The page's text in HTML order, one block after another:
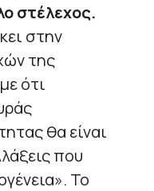
στέλεχος.
στην
της
ότι
θα είναι
που
Το